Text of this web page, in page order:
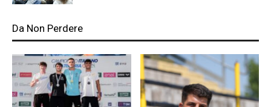
Da Non Perdere